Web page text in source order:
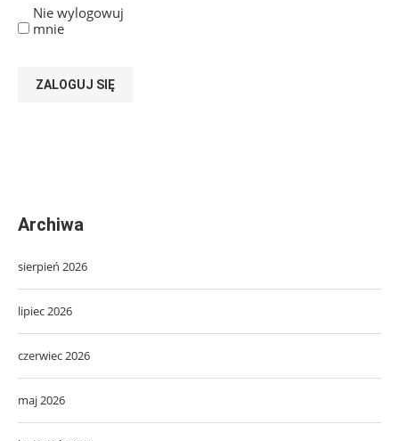
Nie wylogowuj
mnie
ZALOGUJ SIĘ
Archiwa
sierpień 2026
lipiec 2026
czerwiec 2026
maj 2026